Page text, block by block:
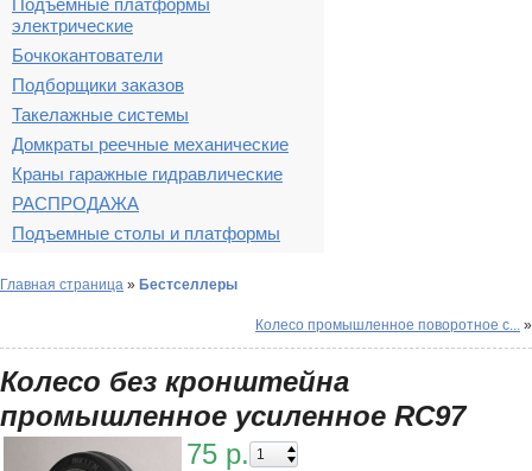
Подъемные платформы
электрические
Бочкокантователи
Подборщики заказов
Такелажные системы
Домкраты реечные механические
Краны гаражные гидравлические
РАСПРОДАЖА
Подъемные столы и платформы
Главная страница » Бестселлеры
Колесо промышленное поворотное с... »
Колесо без кронштейна
промышленное усиленное RС97
75 р.